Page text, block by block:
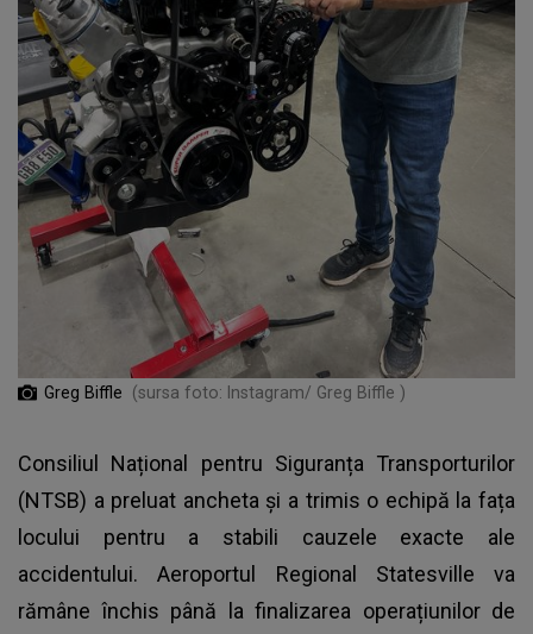
Greg Biffle (sursa foto: Instagram/ Greg Biffle )
Consiliul Național pentru Siguranța Transporturilor
(NTSB) a preluat ancheta și a trimis o echipă la fața
locului pentru a stabili cauzele exacte ale
accidentului. Aeroportul Regional Statesville va
rămâne închis până la finalizarea operațiunilor de